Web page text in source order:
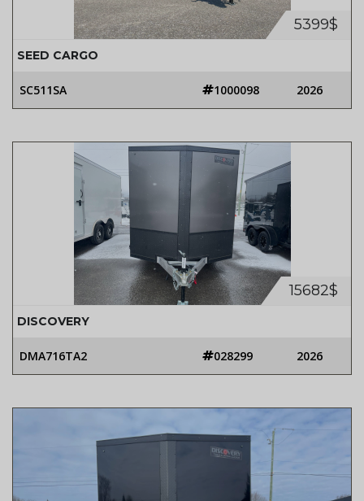
5399$
SEED CARGO
SC511SA 1000098 2026
15682$
DISCOVERY
DMA716TA2 028299 2026